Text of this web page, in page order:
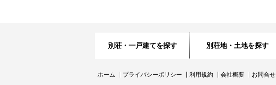
別荘・一戸建てを探す 別荘地・土地を探す
ホーム プライバシーポリシー 利用規約 会社概要 お問合せ